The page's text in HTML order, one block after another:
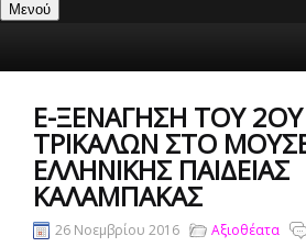
Μενού
E-ΞΕΝΆΓΗΣΗ ΤΟΥ
ΤΡΙΚΆΛΩΝ ΣΤΟ
ΕΛΛΗΝΙΚΉΣ ΠΑΙΔΕΊΑΣ
ΚΑΛΑΜΠΆΚΑΣ
26 Νοεμβρίου 2016 Αξιοθέατα